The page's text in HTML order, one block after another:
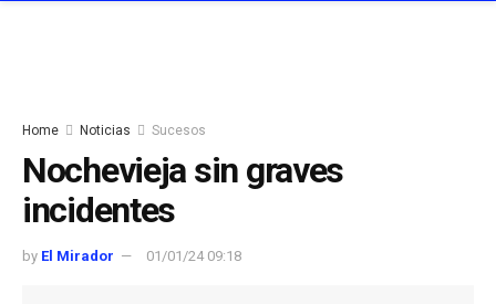
Home Noticias Sucesos
Nochevieja sin graves
incidentes
by El Mirador 01/01/24 09:18